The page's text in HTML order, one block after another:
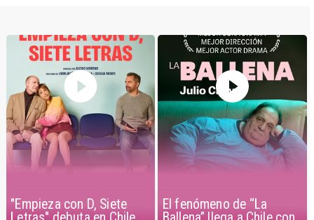
El fenómeno de “La
"Empieza con D, Siete